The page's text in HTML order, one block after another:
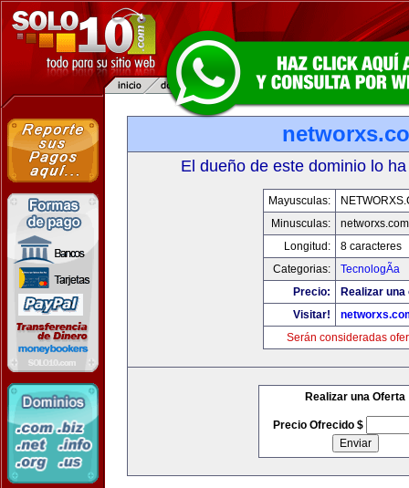
El dueño de este dominio lo
Mayusculas:
Minusculas:
networxs.com
Longitud:
8 caracteres
Categorias:
TecnologÃ­a
Precio:
Realizar
Visitar!
Serán consideradas
Realizar una Oferta
Precio Ofrecido $